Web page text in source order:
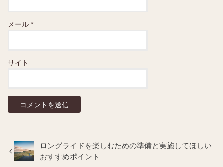
メール*
サイト
ロングライドを楽しむための準備と実施してほしい
おすすめポイント